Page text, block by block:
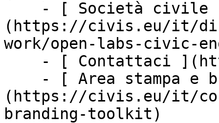
(https://civis.eu/it/
work/open-labs-civic-
(https://civis.eu/it/
branding-toolkit)